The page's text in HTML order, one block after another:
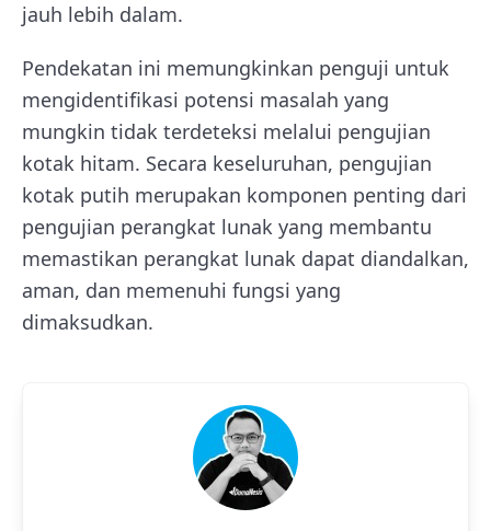
jauh lebih dalam.
Pendekatan ini memungkinkan penguji untuk
mengidentifikasi potensi masalah yang
mungkin tidak terdeteksi melalui pengujian
kotak hitam. Secara keseluruhan, pengujian
kotak putih merupakan komponen penting dari
pengujian perangkat lunak yang membantu
memastikan perangkat lunak dapat diandalkan,
aman, dan memenuhi fungsi yang
dimaksudkan.